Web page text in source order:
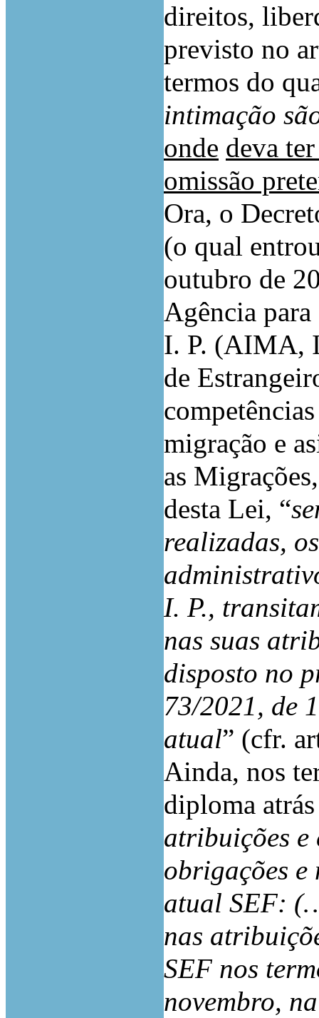
direitos,
previsto no
termos do
intimação
onde deva
omissão
Ora, o
(o qual
outubro de
Agência
I. P. (AIMA,
de
migração e
as
desta Lei, “
realizadas,
I. P.,
nas suas
disposto no
73/2021, de
atual” (cfr.
Ainda, nos
diploma
atribuições e
obrigações e
atual SEF:
nas
SEF nos
novembro,